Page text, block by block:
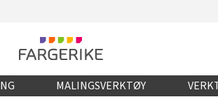
MALINGSVERKTØY